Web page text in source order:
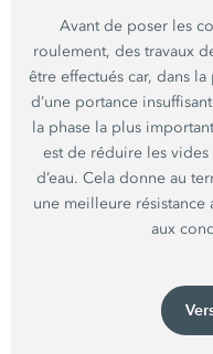
Avant de poser les
roulement, des travaux
être effectués car, dans
d’une portance
la phase la plus
est de réduire les
d’eau. Cela donne au
une meilleure
aux